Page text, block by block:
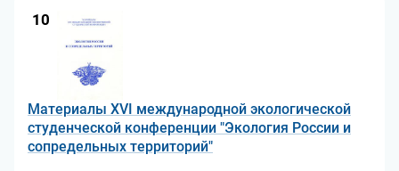
10
Материалы XVI международной экологической
студенческой конференции "Экология России и
сопредельных территорий"